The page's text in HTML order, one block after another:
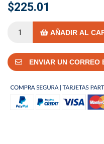
$225.01
AÑADIR AL
ENVIAR UN CORREO